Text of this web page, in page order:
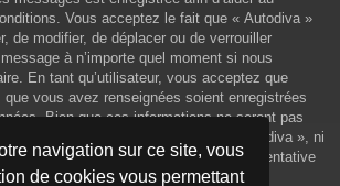
navigation sur ce site, vous
de cookies vous permettant
Vous acceptez le fait que « Autodiva »
de modifier, de déplacer ou de verrouiller
à n’importe quel moment si nous
En tant qu’utilisateur, vous acceptez que
vous avez renseignées soient enregistrées
Bien que ces informations ne seront pas
sans votre consentement, ni « Autodiva », ni
tenus comme responsables en cas de tentative
visant à compromettre vos données.